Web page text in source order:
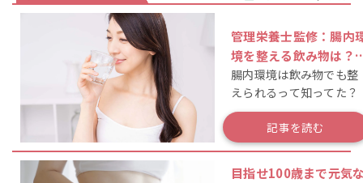
管理栄養士監修：腸内
境を整える飲み物は？
活で便秘解消・美肌効
を実感！
腸内環境は飲み物でも整
えられるって知ってた？
記事を読む
目指せ100歳まで元気